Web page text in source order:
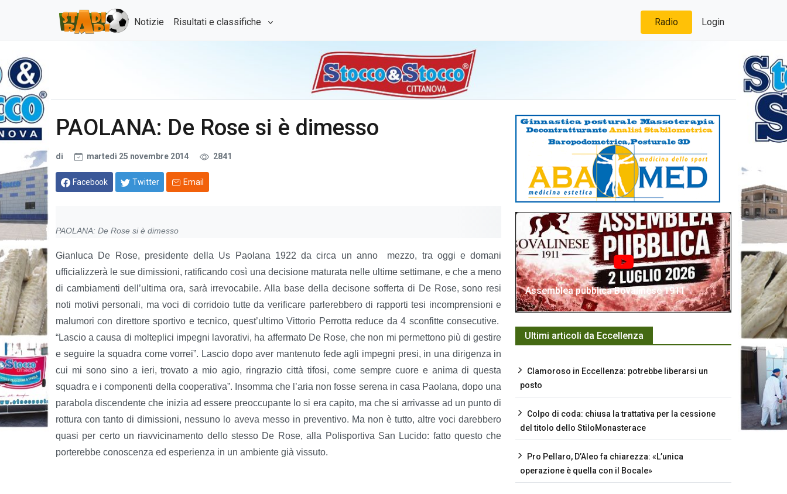
Notizie Risultati e classifiche Radio Login
PAOLANA: De Rose si è dimesso
di martedì 25 novembre 2014 2841
Facebook Twitter Email
PAOLANA: De Rose si è dimesso
Gianluca De Rose, presidente della Us Paolana 1922 da circa un anno mezzo, tra oggi e domani
ufficializzerà le sue dimissioni, ratificando così una decisione maturata nelle ultime settimane, e che a meno
di cambiamenti dell’ultima ora, sarà irrevocabile. Alla base della decisone sofferta di De Rose, sono resi
noti motivi personali, ma voci di corridoio tutte da verificare parlerebbero di rapporti tesi incomprensioni e
malumori con direttore sportivo e tecnico, quest’ultimo Vittorio Perrotta reduce da 4 sconfitte consecutive.
“Lascio a causa di molteplici impegni lavorativi, ha affermato De Rose, che non mi permettono più di gestire
e seguire la squadra come vorrei”. Lascio dopo aver mantenuto fede agli impegni presi, in una dirigenza in
cui mi sono sino a ieri, trovato a mio agio, ringrazio città tifosi, come sempre cuore e anima di questa
squadra e i componenti della cooperativa”. Insomma che l’aria non fosse serena in casa Paolana, dopo una
parabola discendente che inizia ad essere preoccupante lo si era capito, ma che si arrivasse ad un punto di
rottura con tanto di dimissioni, nessuno lo aveva messo in preventivo. Ma non è tutto, altre voci darebbero
quasi per certo un riavvicinamento dello stesso De Rose, alla Polisportiva San Lucido: fatto questo che
porterebbe conoscenza ed esperienza in un ambiente già vissuto.
Assemblea pubblica Bovalinese 1911
Ultimi articoli da Eccellenza
Clamoroso in Eccellenza: potrebbe liberarsi un
posto
Colpo di coda: chiusa la trattativa per la cessione
del titolo dello StiloMonasterace
Pro Pellaro, D’Aleo fa chiarezza: «L’unica
operazione è quella con il Bocale»